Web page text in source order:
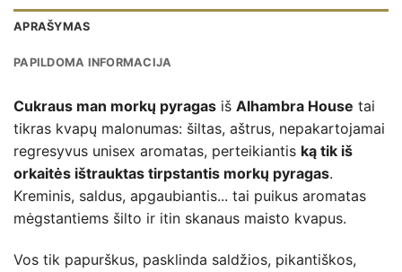
APRAŠYMAS
PAPILDOMA INFORMACIJA
Cukraus man morkų pyragas iš Alhambra House tai
tikras kvapų malonumas: šiltas, aštrus, nepakartojamai
regresyvus unisex aromatas, perteikiantis ką tik iš
orkaitės ištrauktas tirpstantis morkų pyragas.
Kreminis, saldus, apgaubiantis... tai puikus aromatas
mėgstantiems šilto ir itin skanaus maisto kvapus.
Vos tik papurškus, pasklinda saldžios, pikantiškos,